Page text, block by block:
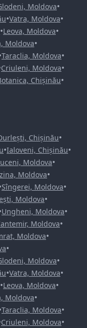
Moldova•
•Vatra, Moldova•
•Leova, Moldova•
Moldova•
Taraclia, Moldova•
Criuleni, Moldova•
Chișinău•
Chișinău•
•Ialoveni, Chișinău•
Moldova•
Moldova•
Sîngerei, Moldova•
Moldova•
Ungheni, Moldova•
Moldova•
Moldova•
•
Moldova•
•Vatra, Moldova•
•Leova, Moldova•
Moldova•
Taraclia, Moldova•
Criuleni, Moldova•